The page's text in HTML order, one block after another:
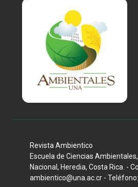
Revista Ambientico
Escuela de Ciencias
Nacional, Heredia, Costa Rica. -
ambientico@una.ac.cr -